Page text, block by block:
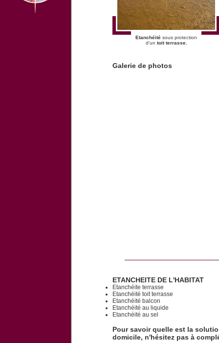
Etanchéité sous protection
d'un toit terrasse.
Galerie de photos
ETANCHEITE DE L'HABITAT
Etanchéite terrasse
Etanchéité toit terrasse
Etanchéité balcon
Etanchéité au liquide
Etanchéité au sel
Poursavoir quelle est la
domicile, n'hésitez pas à